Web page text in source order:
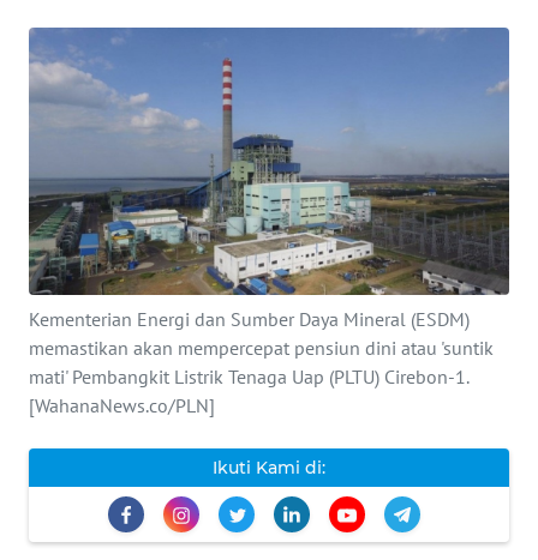
Kementerian Energi dan Sumber Daya Mineral (ESDM)
memastikan akan mempercepat pensiun dini atau 'suntik
mati' Pembangkit Listrik Tenaga Uap (PLTU) Cirebon-1.
[WahanaNews.co/PLN]
Ikuti Kami di:
TOKOH
Informasi
KONTAK
KAMI
INFO
IKLAN
TENTANG
SIBER